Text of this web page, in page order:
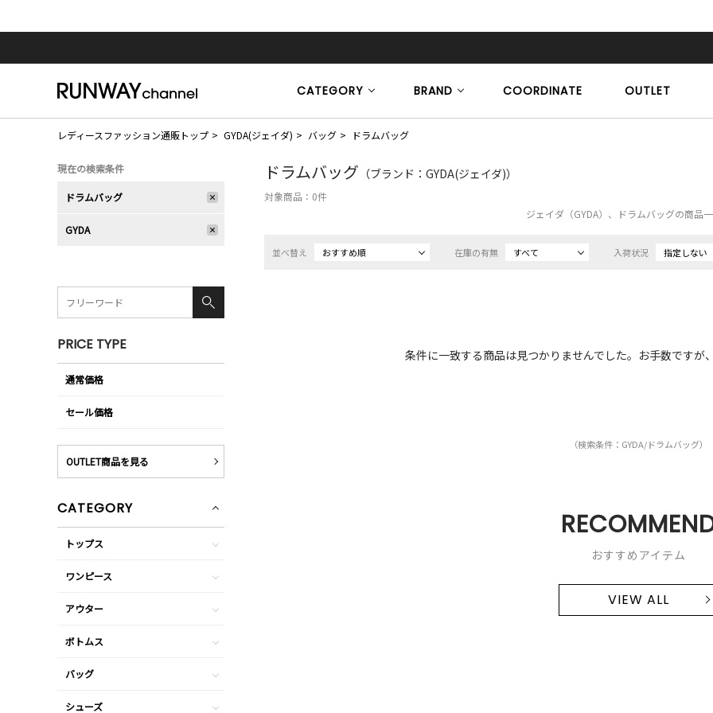
CATEGORY BRAND COORDINATE OUTLET
レディースファッション通販トップ GYDA(ジェイダ) バッグ ドラムバッグ
ドラムバッグ （ブランド：GYDA(ジェイダ)）
対象商品： 0件
ジェイダ（GYDA）、ドラムバッグの商品
並べ替え おすすめ順 在庫の有無 すべて 入荷状況 指定しない
条件に一致する商品は見つかりませんでした。お手数ですが
（検索条件：GYDA/ドラムバッグ）
おすすめアイテム
VIEW ALL
現在の検索条件
ドラムバッグ
GYDA
PRICE TYPE
通常価格
セール価格
OUTLET商品を見る
CATEGORY
トップス
ワンピース
アウター
ボトムス
バッグ
シューズ